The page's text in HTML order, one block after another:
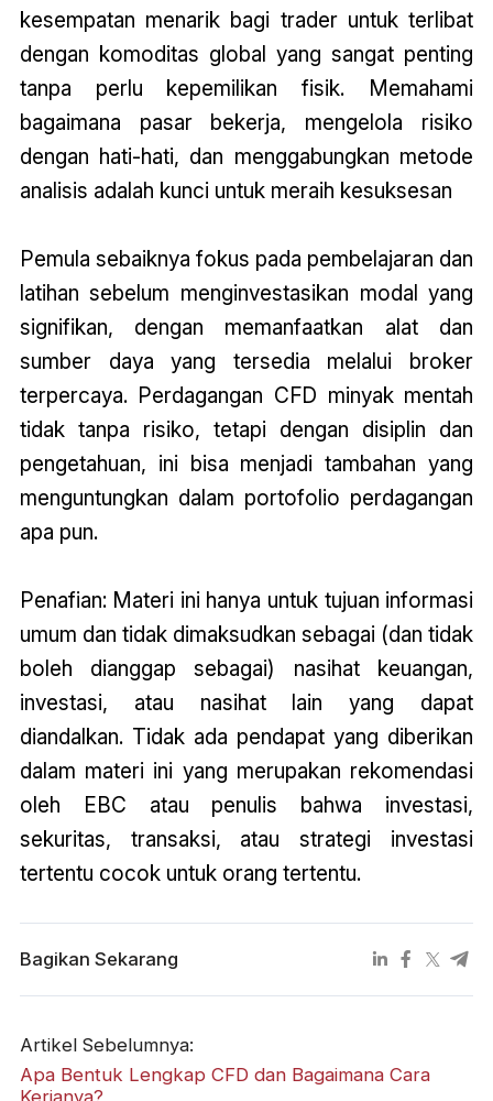
kesempatan menarik bagi trader untuk terlibat
dengan komoditas global yang sangat penting
tanpa perlu kepemilikan fisik. Memahami
bagaimana pasar bekerja, mengelola risiko
dengan hati-hati, dan menggabungkan metode
analisis adalah kunci untuk meraih kesuksesan
Pemula sebaiknya fokus pada pembelajaran dan
latihan sebelum menginvestasikan modal yang
signifikan, dengan memanfaatkan alat dan
sumber daya yang tersedia melalui broker
terpercaya. Perdagangan CFD minyak mentah
tidak tanpa risiko, tetapi dengan disiplin dan
pengetahuan, ini bisa menjadi tambahan yang
menguntungkan dalam portofolio perdagangan
apa pun.
Penafian: Materi ini hanya untuk tujuan informasi
umum dan tidak dimaksudkan sebagai (dan tidak
boleh dianggap sebagai) nasihat keuangan,
investasi, atau nasihat lain yang dapat
diandalkan. Tidak ada pendapat yang diberikan
dalam materi ini yang merupakan rekomendasi
oleh EBC atau penulis bahwa investasi,
sekuritas, transaksi, atau strategi investasi
tertentu cocok untuk orang tertentu.
Bagikan Sekarang
Artikel Sebelumnya:
Apa Bentuk Lengkap CFD dan Bagaimana Cara